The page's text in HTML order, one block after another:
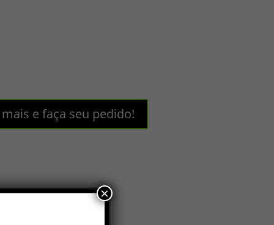
mais e faça seu pedido!
×